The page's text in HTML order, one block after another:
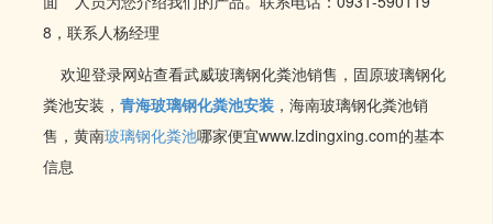
8，联系人杨经理
欢迎登录网站查看武威玻璃钢化粪池销售，固原玻璃钢化
粪池安装，青海玻璃钢化粪池安装 ，海南玻璃钢化粪池销
售，黄南玻璃钢化粪池哪家便宜www.lzdingxing.com的基本
信息